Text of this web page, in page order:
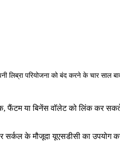
लिब्रा परियोजना को बंद करने के चार साल
फैंटम या बिनेंस वॉलेट को लिंक कर
सर्कल के मौजूदा यूएसडीसी का उपयोग